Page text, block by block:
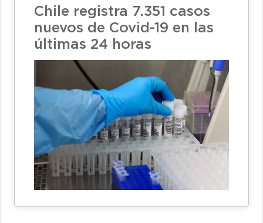
Chile registra 7.351 casos
nuevos de Covid-19 en las
últimas 24 horas